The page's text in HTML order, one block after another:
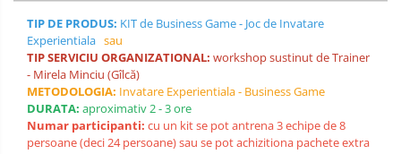
TIP DE PRODUS: KIT de Business Game - Joc de Invatare
Experientiala sau
TIP SERVICIU ORGANIZATIONAL: workshop sustinut de Trainer
- Mirela Minciu (Gîlcă)
METODOLOGIA: Invatare Experientiala - Business Game
DURATA: aproximativ 2 - 3 ore
Numar participanti: cu un kit se pot antrena 3 echipe de 8
persoane (deci 24 persoane) sau se pot achizitiona pachete extra